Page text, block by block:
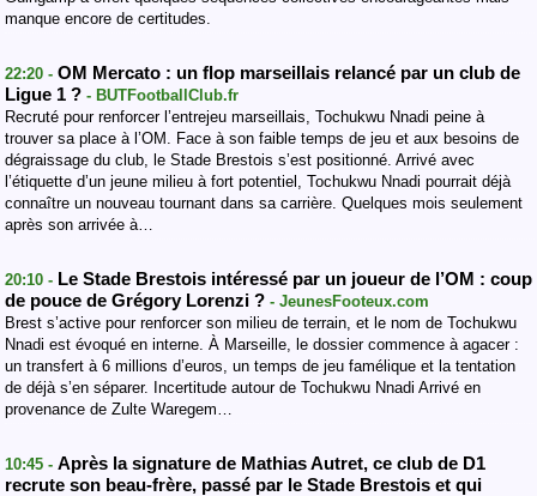
manque encore de certitudes.
22:20 - OM Mercato : un flop marseillais relancé par un club de
Ligue 1 ? - BUTFootballClub.fr
Recruté pour renforcer l’entrejeu marseillais, Tochukwu Nnadi peine à
trouver sa place à l’OM. Face à son faible temps de jeu et aux besoins de
dégraissage du club, le Stade Brestois s’est positionné. Arrivé avec
l’étiquette d’un jeune milieu à fort potentiel, Tochukwu Nnadi pourrait déjà
connaître un nouveau tournant dans sa carrière. Quelques mois seulement
après son arrivée à…
20:10 - Le Stade Brestois intéressé par un joueur de l’OM : coup
de pouce de Grégory Lorenzi ? - JeunesFooteux.com
Brest s’active pour renforcer son milieu de terrain, et le nom de Tochukwu
Nnadi est évoqué en interne. À Marseille, le dossier commence à agacer :
un transfert à 6 millions d’euros, un temps de jeu famélique et la tentation
de déjà s’en séparer. Incertitude autour de Tochukwu Nnadi Arrivé en
provenance de Zulte Waregem…
10:45 - Après la signature de Mathias Autret, ce club de D1
recrute son beau-frère, passé par le Stade Brestois et qui